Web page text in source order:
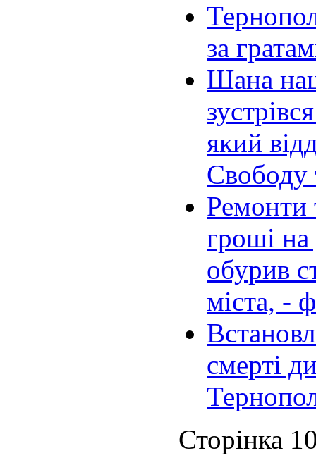
за
Шана
який
Свободу
Ремонти
гроші
обурив
міста, -
смерті
Сторінка